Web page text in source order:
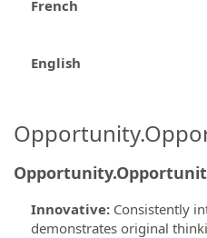
French
English
Innovative: Consistently
demonstrates original